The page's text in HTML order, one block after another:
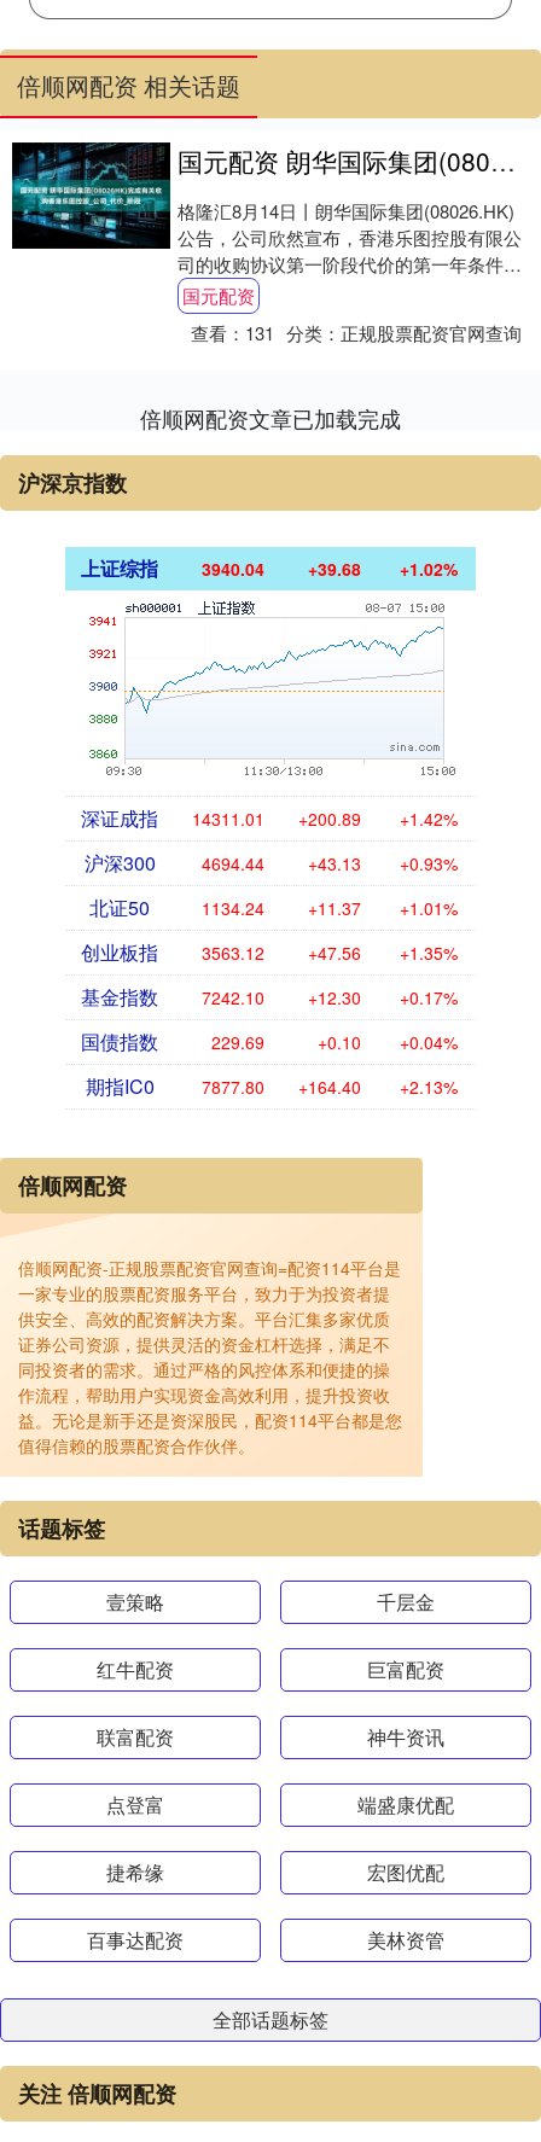
倍顺网配资 相关话题
国元配资 朗华国际集团(08026HK)完成有关收购香港乐图控股_公司_代价_阶段
格隆汇8月14日丨朗华国际集团(08026.HK)
公告，公司欣然宣布，香港乐图控股有限公
司的收购协议第一阶段代价的第一年条件已
达成。于取得联交所批准后，公司将透....
国元配资
查看： 131 分类： 正规股票配资官网查询
倍顺网配资文章已加载完成
沪深京指数
上证综指 3940.04 +39.68 +1.02%
深证成指 14311.01 +200.89 +1.42%
沪深300 4694.44 +43.13 +0.93%
北证50 1134.24 +11.37 +1.01%
创业板指 3563.12 +47.56 +1.35%
基金指数 7242.10 +12.30 +0.17%
国债指数 229.69 +0.10 +0.04%
期指IC0 7877.80 +164.40 +2.13%
倍顺网配资
倍顺网配资-正规股票配资官网查询=配资114平台是
一家专业的股票配资服务平台，致力于为投资者提
供安全、高效的配资解决方案。平台汇集多家优质
证券公司资源，提供灵活的资金杠杆选择，满足不
同投资者的需求。通过严格的风控体系和便捷的操
作流程，帮助用户实现资金高效利用，提升投资收
益。无论是新手还是资深股民，配资114平台都是您
值得信赖的股票配资合作伙伴。
话题标签
壹策略 千层金
红牛配资 巨富配资
联富配资 神牛资讯
点登富 端盛康优配
捷希缘 宏图优配
百事达配资 美林资管
全部话题标签
关注 倍顺网配资